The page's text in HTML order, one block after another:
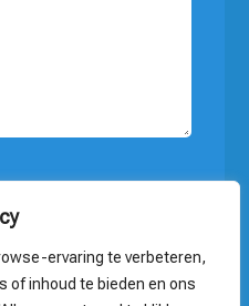
ervaring te verbeteren,
of inhoud te bieden en ons